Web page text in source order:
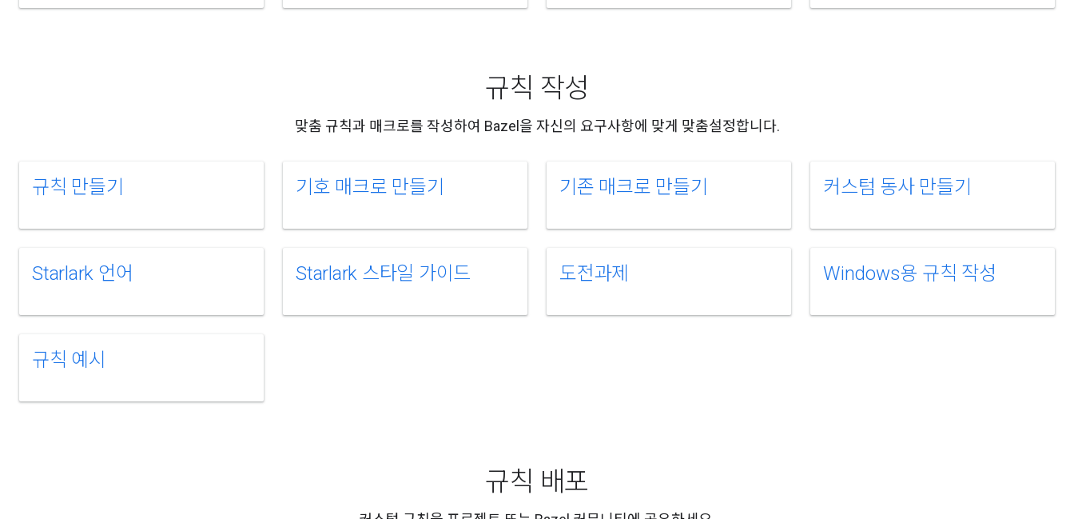
규칙 작성
맞춤 규칙과 매크로를 작성하여 Bazel을 자신의 요구사항에 맞게 맞춤설정합니다.
규칙 만들기 기호 매크로 만들기 기존 매크로 만들기 커스텀 동사 만들기
Starlark 언어 Starlark 스타일 가이드 도전과제 Windows용 규칙 작성
규칙 예시
규칙 배포